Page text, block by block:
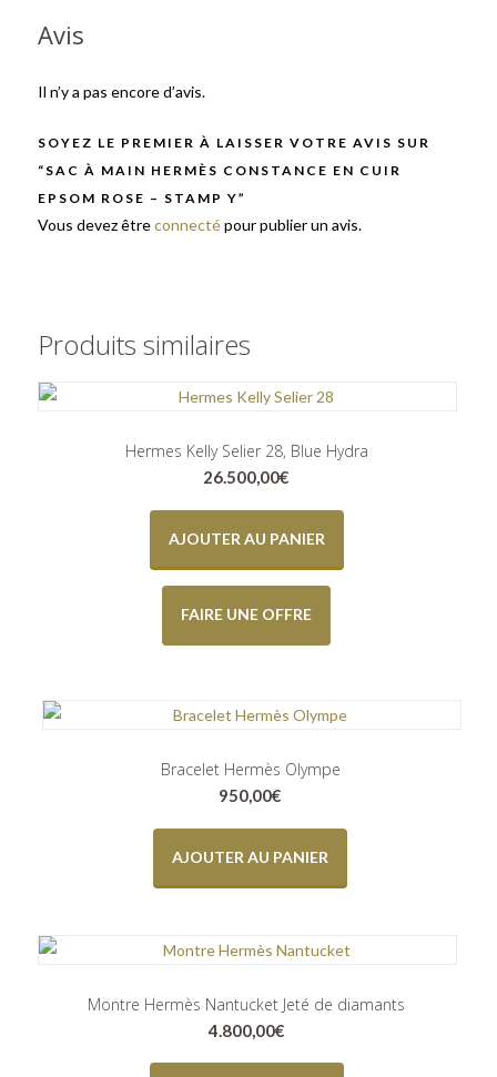
Avis
Il n’y a pas encore d’avis.
SOYEZ LE PREMIER À LAISSER VOTRE AVIS SUR
“SAC À MAIN HERMÈS CONSTANCE EN CUIR
EPSOM ROSE – STAMP Y”
Vous devez êtreconnectépour publier un avis.
Produits similaires
Hermes Kelly Selier 28, Blue Hydra
26.500,00€
AJOUTER AU PANIER
FAIRE UNE OFFRE
Bracelet Hermès Olympe
950,00€
AJOUTER AU PANIER
Montre Hermès Nantucket Jeté de diamants
4.800,00€